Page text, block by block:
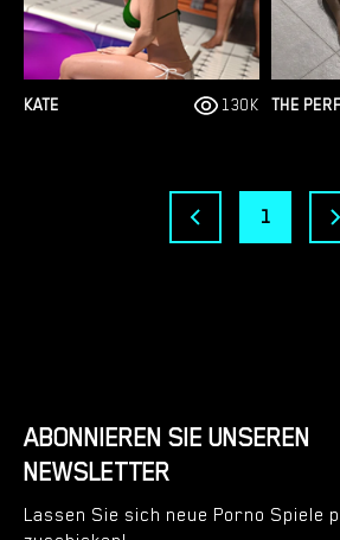
KATE 130K THE
1
ABONNIEREN SIE UNSEREN
NEWSLETTER
Lassen Sie sich neue Porno Spiele